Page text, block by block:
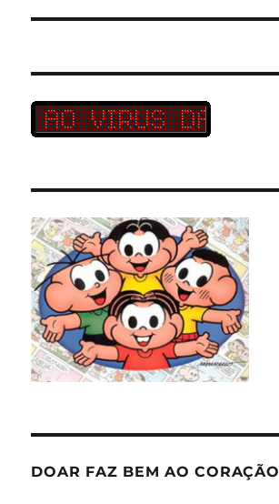
DOAR FAZ BEM AO CORAÇÃO